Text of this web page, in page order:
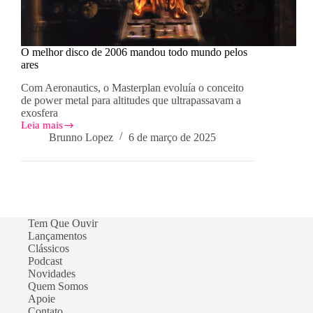
O melhor disco de 2006 mandou todo mundo pelos
ares
Com Aeronautics, o Masterplan evoluía o conceito
de power metal para altitudes que ultrapassavam a
exosfera
Leia mais
O
melhor
pelos
ares
Brunno Lopez 6 de março de 2025
Tem Que Ouvir
Lançamentos
Clássicos
Podcast
Novidades
Quem Somos
Apoie